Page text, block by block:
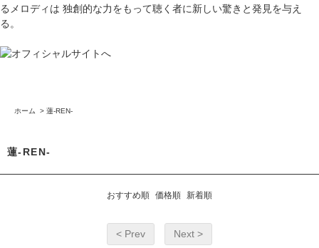
るメロディは 独創的な力をもって聴く者に新しい驚きと発見を与え
る。
ホーム > 蓮-REN-
蓮-REN-
おすすめ順 価格順 新着順
< Prev Next >